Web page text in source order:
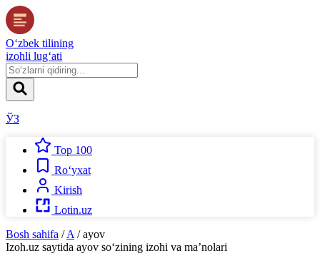
O‘zbek tilining
izohli lug‘ati
ЎЗ
Top 100
Ro‘yxat
Kirish
Lotin.uz
Bosh sahifa / A / ayov
Izoh.uz saytida ayov so‘zining izohi va ma’nolari